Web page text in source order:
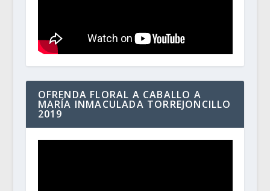
OFRENDA FLORAL A CABALLO A
MARÍA INMACULADA TORREJONCILLO
2019